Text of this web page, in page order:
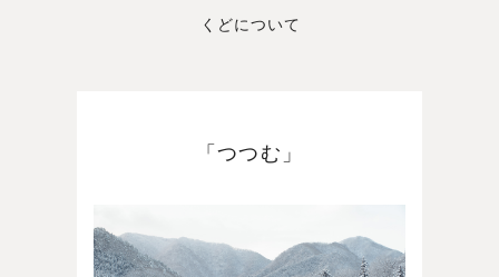
くどについて
「つつむ」